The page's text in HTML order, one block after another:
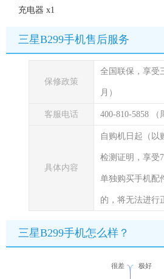
充电器 x1
三星B299手机售后服务
保修政策
全国联保，享受
月）
客服电话 400-810-5858
具体内容
自购机日起（以
检测证明，享受
单独购买手机配
的，将无法进行
三星B299手机怎么样？
极好
很差